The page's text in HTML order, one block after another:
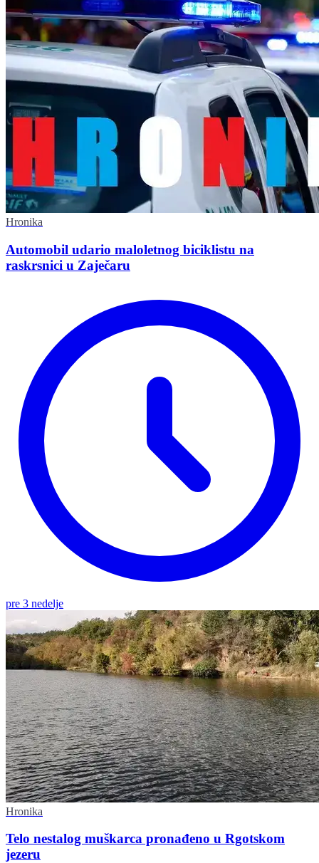
Hronika
Automobil udario maloletnog biciklistu na
raskrsnici u Zaječaru
pre 3 nedelje
Hronika
Telo nestalog muškarca pronađeno u Rgotskom
jezeru